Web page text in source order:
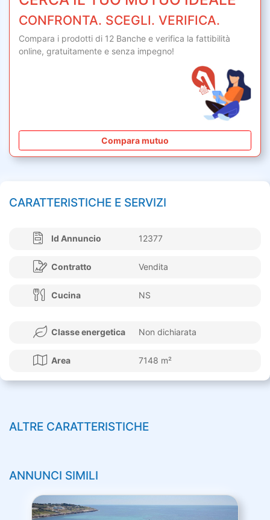
CONFRONTA. SCEGLI. VERIFICA.
Compara i prodotti di 12 Banche e verifica la fattibilità
online, gratuitamente e senza impegno!
Compara mutuo
CARATTERISTICHE E SERVIZI
Id Annuncio 12377
Contratto Vendita
Cucina NS
Classe energetica Non dichiarata
Area 7148 m²
ALTRE CARATTERISTICHE
ANNUNCI SIMILI